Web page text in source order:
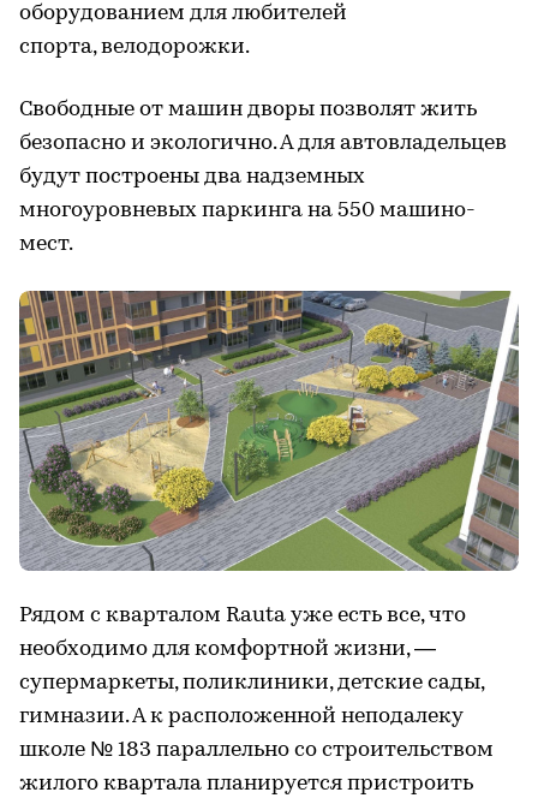
оборудованием для любителей
спорта, велодорожки.
Свободные от машин дворы позволят жить
безопасно и экологично. А для автовладельцев
будут построены два надземных
многоуровневых паркинга на 550 машино-
мест.
Рядом с кварталом Rauta уже есть все, что
необходимо для комфортной жизни, —
супермаркеты, поликлиники, детские сады,
гимназии. А к расположенной неподалеку
школе № 183 параллельно со строительством
жилого квартала планируется пристроить